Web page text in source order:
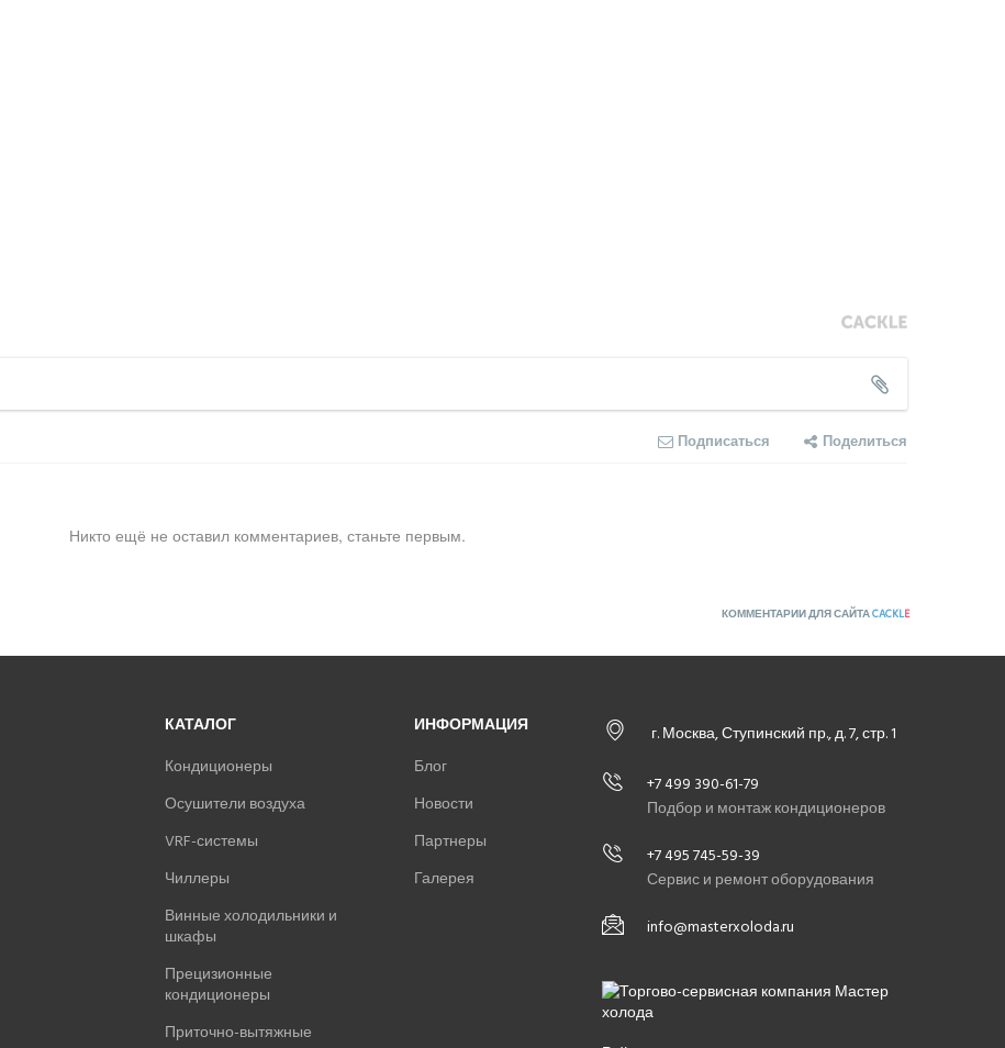
Подписаться Поделиться
Никто ещё не оставил комментариев, станьте первым.
КОММЕНТАРИИ ДЛЯ САЙТАCACKLE
КАТАЛОГ
Кондиционеры
Осушители воздуха
VRF-системы
Чиллеры
Винные холодильники и
шкафы
Прецизионные
кондиционеры
Приточно-вытяжные
ИНФОРМАЦИЯ
Блог
Новости
Партнеры
Галерея
г. Москва, Ступинский пр., д. 7, стр. 1
+7 499 390-61-79
Подбор и монтаж кондиционеров
+7 495 745-59-39
Сервис и ремонт оборудования
info@masterxoloda.ru